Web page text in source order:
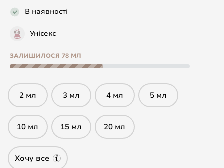
В наявності
Унісекс
ЗАЛИШИЛОСЯ 78 МЛ
2 мл 3 мл 4 мл 5 мл
10 мл 15 мл 20 мл
Хочу все